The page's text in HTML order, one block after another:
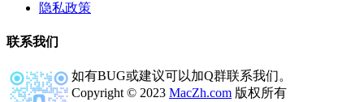
隐私政策
联系我们
如有BUG或建议可以加Q群联系我们。
Copyright © 2023 MacZh.com 版权所有